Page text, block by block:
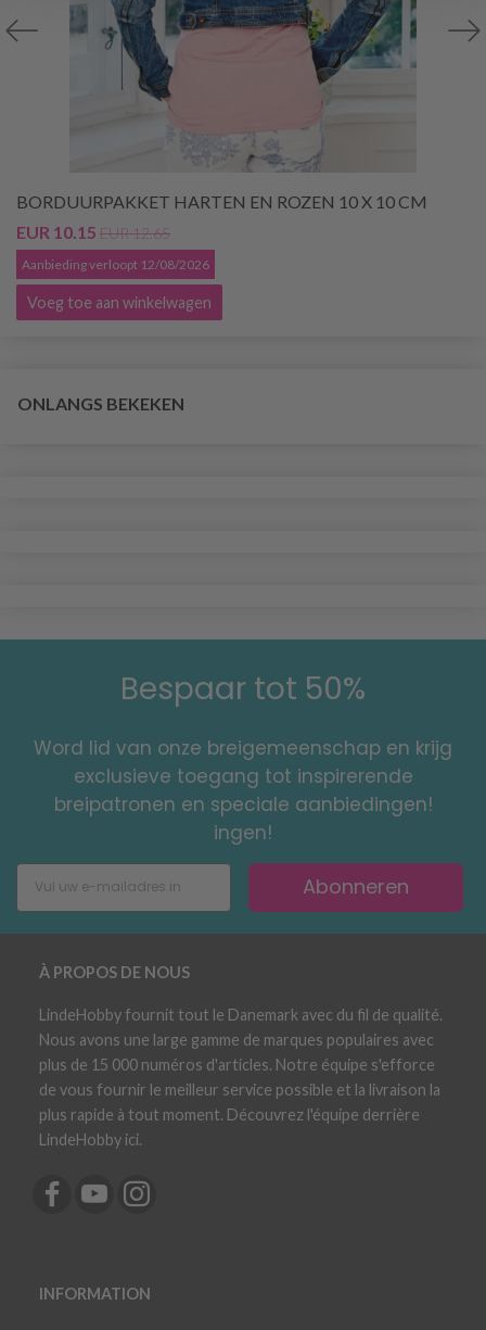
BORDUURPAKKET HARTEN EN ROZEN 10 X 10 CM
EUR 10.15 EUR 12.65
Aanbieding verloopt 12/08/2026
Voeg toe aan winkelwagen
ONLANGS BEKEKEN
Bespaar tot 50%
Word lid van onze breigemeenschap en krijg
exclusieve toegang tot inspirerende
breipatronen en speciale aanbiedingen!
ingen!
Abonneren
À PROPOS DE NOUS
LindeHobby fournit tout le Danemark avec du fil de qualité.
Nous avons une large gamme de marques populaires avec
plus de 15 000 numéros d'articles. Notre équipe s'efforce
de vous fournir le meilleur service possible et la livraison la
plus rapide à tout moment. Découvrez l'équipe derrière
LindeHobby ici.
INFORMATION